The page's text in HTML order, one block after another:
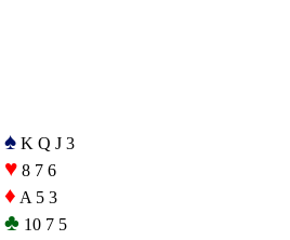
♠ K Q J 3
♥ 8 7 6
♦ A 5 3
♣ 10 7 5